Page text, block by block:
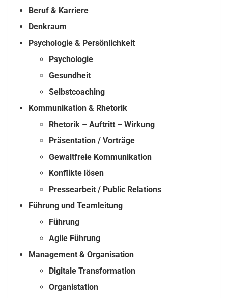
Beruf & Karriere
Denkraum
Psychologie & Persönlichkeit
Psychologie
Gesundheit
Selbstcoaching
Kommunikation & Rhetorik
Rhetorik – Auftritt – Wirkung
Präsentation / Vorträge
Gewaltfreie Kommunikation
Konflikte lösen
Pressearbeit / Public Relations
Führung und Teamleitung
Führung
Agile Führung
Management & Organisation
Digitale Transformation
Organistation